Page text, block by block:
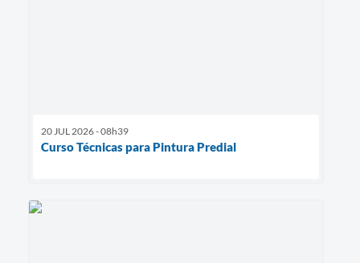
20 JUL 2026 - 08h39
Curso Técnicas para Pintura Predial